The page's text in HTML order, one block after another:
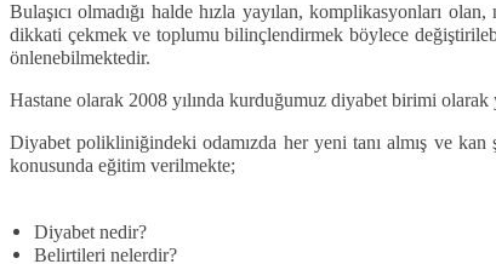
Bulaşıcı olmadığı halde hızla yayılan, komplikasyonları
dikkati çekmek ve toplumu bilinçlendirmek böylece
önlenebilmektedir.
Hastane olarak 2008 yılında kurduğumuz diyabet birimi olarak
Diyabet polikliniğindeki odamızda her yeni tanı almış ve
konusunda eğitim verilmekte;
Diyabet nedir?
Belirtileri nelerdir?